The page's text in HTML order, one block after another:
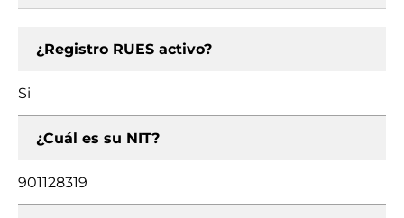
¿Registro RUES activo?
Si
¿Cuál es su NIT?
901128319